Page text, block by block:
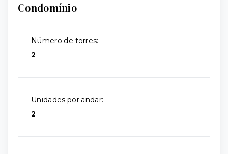
Condomínio
Número de torres:
2
Unidades por andar:
2